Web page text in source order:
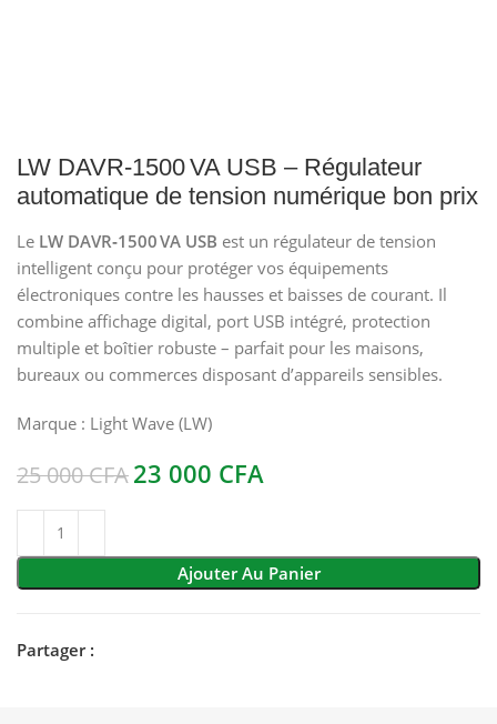
LW DAVR‑1500 VA USB – Régulateur
automatique de tension numérique bon prix
Le LW DAVR‑1500 VA USB est un régulateur de tension
intelligent conçu pour protéger vos équipements
électroniques contre les hausses et baisses de courant. Il
combine affichage digital, port USB intégré, protection
multiple et boîtier robuste – parfait pour les maisons,
bureaux ou commerces disposant d’appareils sensibles.
Marque : Light Wave (LW)
25 000CFA23 000 CFA
Ajouter Au Panier
Partager :